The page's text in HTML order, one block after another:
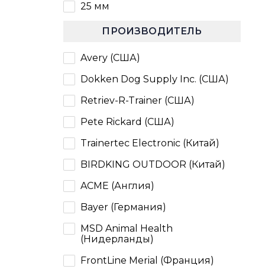
25 мм
ПРОИЗВОДИТЕЛЬ
Avery (США)
Dokken Dog Supply Inc. (США)
Retriev-R-Trainer (США)
Pete Rickard (США)
Trainertec Electronic (Китай)
BIRDKING OUTDOOR (Китай)
ACME (Англия)
Bayer (Германия)
MSD Animal Health
(Нидерланды)
FrontLine Merial (Франция)